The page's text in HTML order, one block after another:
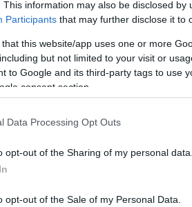
This information may also be disclosed by
Participants that may further disclose it to
that this website/app uses one or more
but not limited to your visit or
to Google and its third-party tags to use
consent section.
Data Processing Opt Outs
opt-out of the Sharing of my personal data.
opt-out of the Sale of my Personal Data.